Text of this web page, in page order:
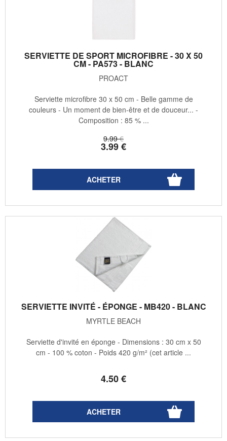
SERVIETTE DE SPORT MICROFIBRE - 30 X 50
CM - PA573 - BLANC
PROACT
9.99 €
3.99€
Serviette microfibre 30 x 50 cm - Belle gamme de
couleurs - Un moment de bien-être et de douceur... -
Composition : 85 % ...
SERVIETTE INVITÉ - ÉPONGE - MB420 - BLANC
MYRTLE BEACH
4.50€
Serviette d'invité en éponge - Dimensions : 30 cm x 50
cm - 100 % coton - Poids 420 g/m² (cet article ...